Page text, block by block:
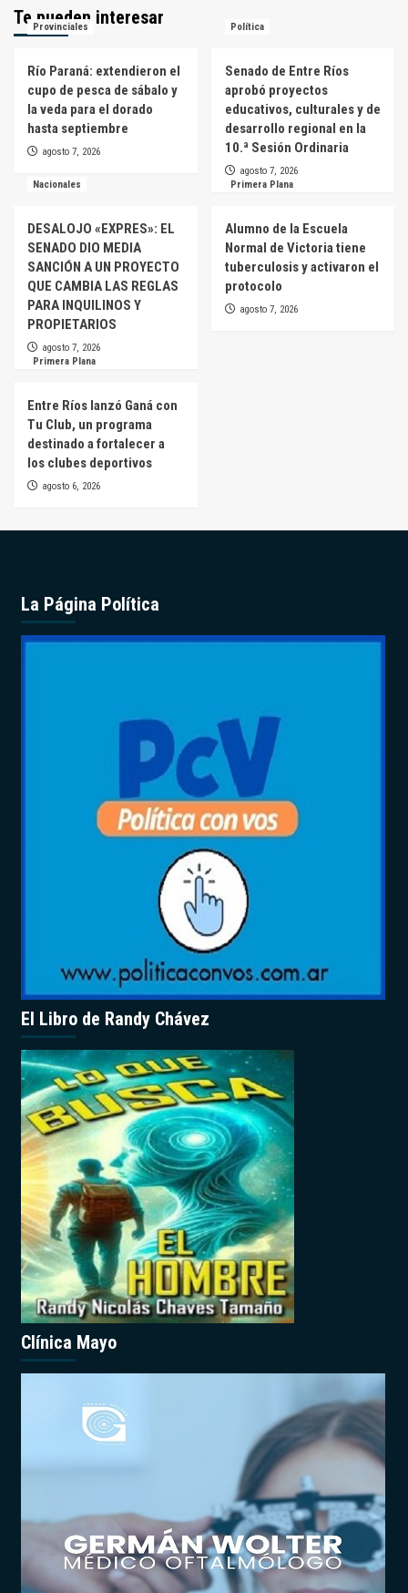
Te pueden interesar
Provinciales
Río Paraná: extendieron el
cupo de pesca de sábalo y
la veda para el dorado
hasta septiembre
agosto 7, 2026
Política
Senado de Entre Ríos
aprobó proyectos
educativos, culturales y de
desarrollo regional en la
10.ª Sesión Ordinaria
agosto 7, 2026
Nacionales
DESALOJO «EXPRES»: EL
SENADO DIO MEDIA
SANCIÓN A UN PROYECTO
QUE CAMBIA LAS REGLAS
PARA INQUILINOS Y
PROPIETARIOS
agosto 7, 2026
Primera Plana
Alumno de la Escuela
Normal de Victoria tiene
tuberculosis y activaron el
protocolo
agosto 7, 2026
Primera Plana
Entre Ríos lanzó Ganá con
Tu Club, un programa
destinado a fortalecer a
los clubes deportivos
agosto 6, 2026
La Página Política
El Libro de Randy Chávez
Clínica Mayo